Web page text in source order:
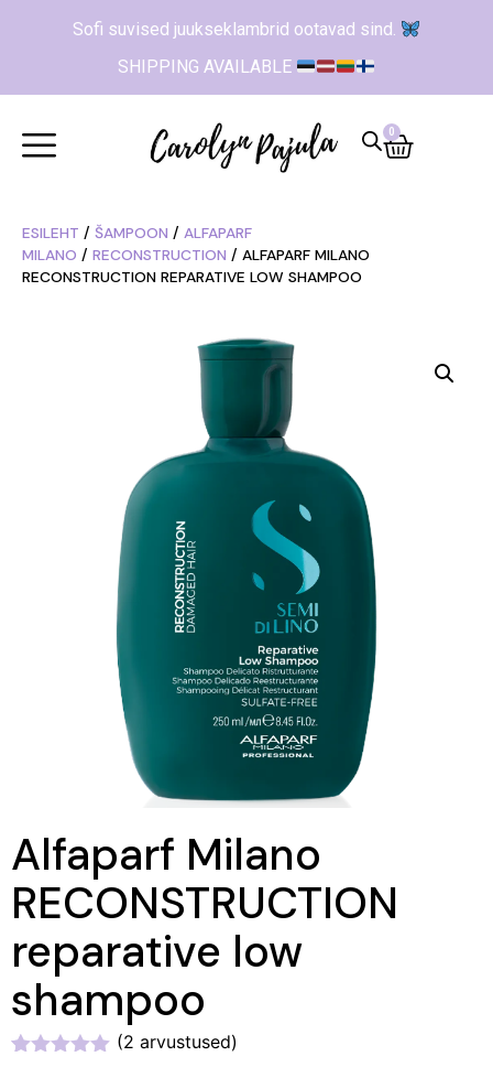
Sofi suvised juukseklambrid ootavad sind.
SHIPPING AVAILABLE
0
ESILEHT / ŠAMPOON / ALFAPARF
MILANO / RECONSTRUCTION / ALFAPARF MILANO
RECONSTRUCTION REPARATIVE LOW SHAMPOO
Alfaparf Milano
RECONSTRUCTION
reparative low
shampoo
(2 arvustused)